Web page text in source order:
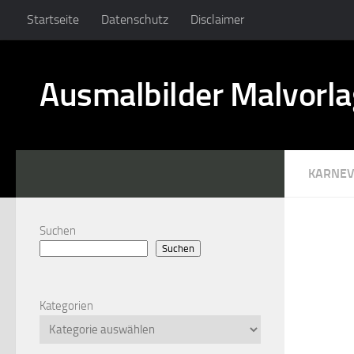
Startseite Datenschutz Disclaimer
Ausmalbilder
Suchen
Suchen
Kategorien